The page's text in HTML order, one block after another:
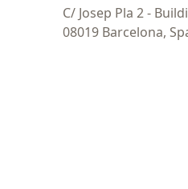
C/ Josep Pla 2 -
08019 Barcelona,